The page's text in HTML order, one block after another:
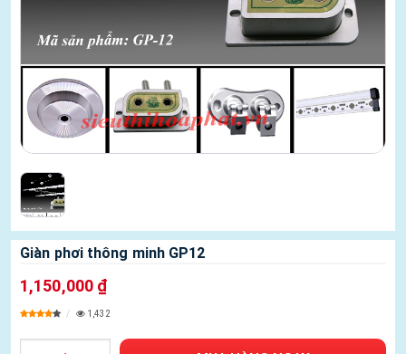
Giàn phơi thông minh GP12
1,150,000 ₫
1,432